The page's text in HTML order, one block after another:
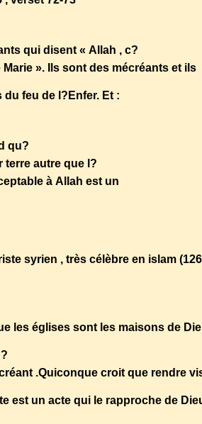
qui disent « Allah , c?
Marie ». Ils sont des mécréants et ils
feu de l?Enfer. Et :
qu?
terre autre que l?
à Allah est un
syrien , très célèbre en islam
les églises sont les maisons de
.Quiconque croit que rendre
est un acte qui le rapproche de